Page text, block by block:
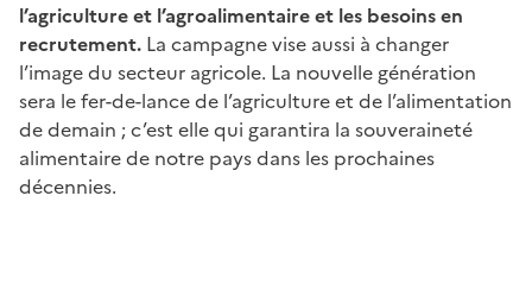
l’agriculture et l’agroalimentaire et les besoins en
recrutement. La campagne vise aussi à changer
l’image du secteur agricole. La nouvelle génération
sera le fer-de-lance de l’agriculture et de l’alimentation
de demain ; c’est elle qui garantira la souveraineté
alimentaire de notre pays dans les prochaines
décennies.